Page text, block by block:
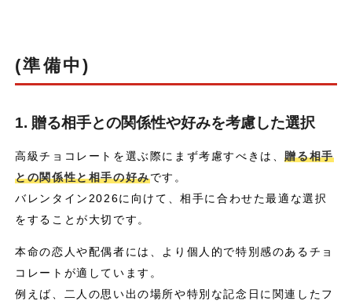
(準備中)
1. 贈る相手との関係性や好みを考慮した選択
高級チョコレートを選ぶ際にまず考慮すべきは、贈る相手
との関係性と相手の好みです。
バレンタイン2026に向けて、相手に合わせた最適な選択
をすることが大切です。
本命の恋人や配偶者には、より個人的で特別感のあるチョ
コレートが適しています。
例えば、二人の思い出の場所や特別な記念日に関連したフ